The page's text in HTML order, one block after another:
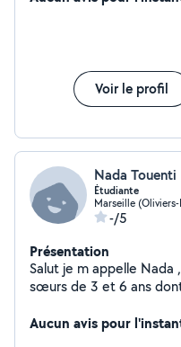
Voir le profil
Nada Touenti
Étudiante
Marseille
-/5
Présentation
Salut je m appelle Nada
sœurs de 3 et 6 ans
garder vos enfants ou
Aucun avis pour